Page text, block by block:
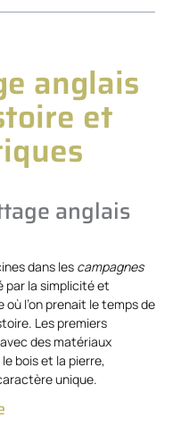
anglais
et
anglais
dans les campagnes
par la simplicité et
où l’on prenait le temps de
Les premiers
des matériaux
bois et la pierre,
unique.